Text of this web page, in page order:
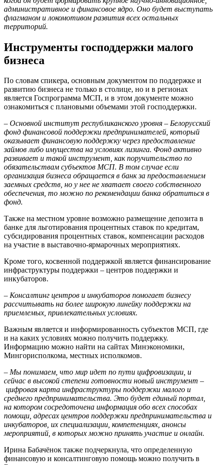
административное и финансовое ядро. Оно будет выступать
флагманом и локомотивом развития всех остальных
территорий.
Инструменты господдержки малого
бизнеса
По словам спикера, основным документом по поддержке и
развитию бизнеса не только в столице, но и в регионах
является Госпрограмма МСП, и в этом документе можно
ознакомиться с плановыми объемами этой господдержки.
– Основной институт республиканского уровня – Белорусский
фонд финансовой поддержки предпринимателей, который
оказывает финансовую поддержку через предоставление
займов либо имущества на условиях лизинга. Фонд активно
развивает и такой инструмент, как поручительство по
обязательствам субъектов МСП. В том случае если
организация бизнеса обращается в банк за предоставлением
заемных средств, но у нее не хватает своего собственного
обеспечения, то можно по рекомендации банка обратиться в
фонд.
Также на местном уровне возможно размещение депозита в
банке для льготирования процентных ставок по кредитам,
субсидирования процентных ставок, компенсации расходов
на участие в выставочно-ярмарочных мероприятиях.
Кроме того, косвенной поддержкой является финансирование
инфраструктуры поддержки – центров поддержки и
инкубаторов.
– Консалтинг центров и инкубаторов помогает бизнесу
рассчитывать на более широкую линейку поддержки на
приемлемых, привлекательных условиях.
Важным является и информированность субъектов МСП, где
и на каких условиях можно получить поддержку.
Информацию можно найти на сайтах Минэкономики,
Мингорисполкома, местных исполкомов.
– Мы понимаем, что мир идет по пути цифровизации, и
сейчас в высокой степени готовности новый инструмент –
цифровая карта инфраструктуры поддержки малого и
среднего предпринимательства. Это будет единый портал,
на котором сосредоточена информация обо всех способах
помощи, адресах центров поддержки предпринимательства и
инкубаторов, их специализации, компетенциях, анонсы
мероприятий, в которых можно принять участие и онлайн.
Ирина Бабачёнок также подчеркнула, что определенную
финансовую и консалтинговую помощь можно получить в